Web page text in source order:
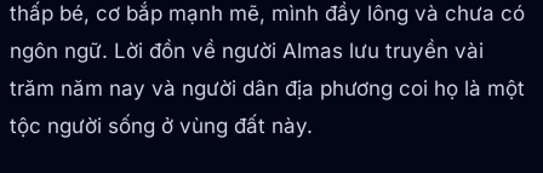
thấp bé, cơ bắp mạnh mẽ, mình đầy lông và chưa có
ngôn ngữ. Lời đồn về người Almas lưu truyền vài
trăm năm nay và người dân địa phương coi họ là một
tộc người sống ở vùng đất này.